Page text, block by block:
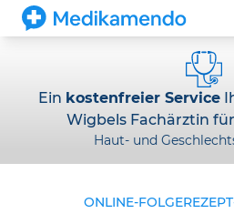
Ein kostenfreier Service
Wigbels Fachärztin
Haut- und
ONLINE-